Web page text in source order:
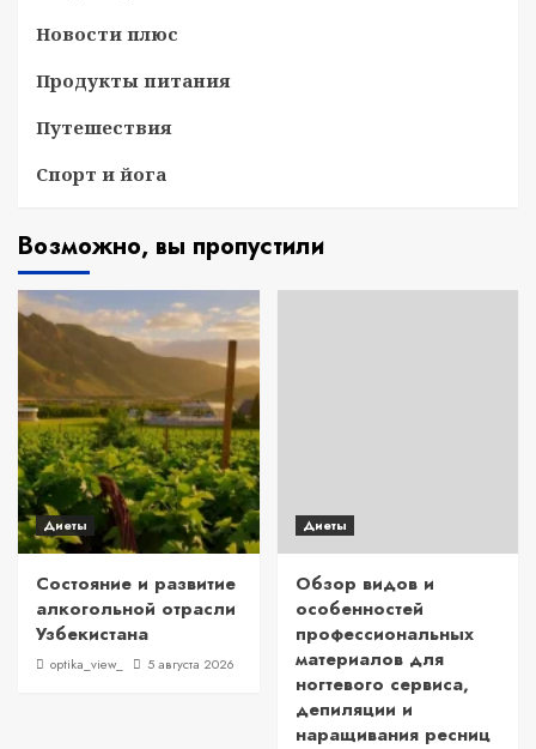
Новости плюс
Продукты питания
Путешествия
Спорт и йога
Возможно, вы пропустили
Диеты
Состояние и развитие
алкогольной отрасли
Узбекистана
optika_view_ 5 августа 2026
Диеты
Обзор видов и
особенностей
профессиональных
материалов для
ногтевого сервиса,
депиляции и
наращивания ресниц